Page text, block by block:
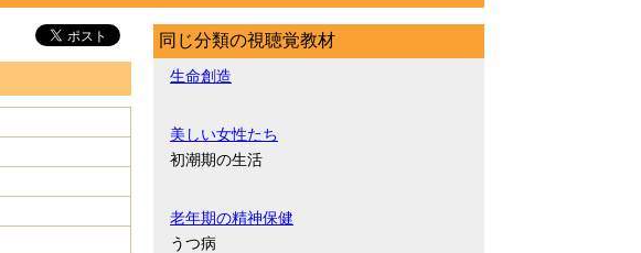
同じ分類の視聴覚教材
生命創造
美しい女性たち
初潮期の生活
老年期の精神保健
うつ病